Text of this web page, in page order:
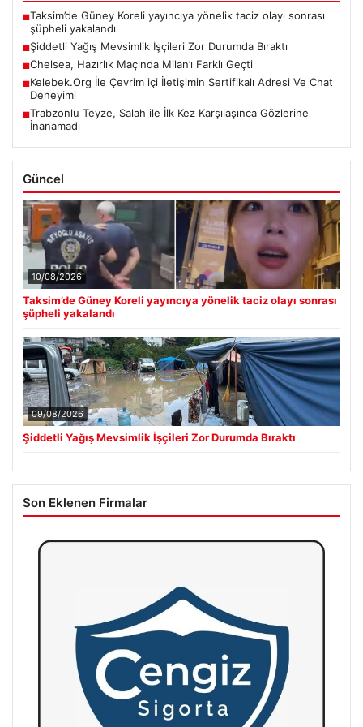
■Taksim’de Güney Koreli yayıncıya yönelik taciz olayı sonrası
şüpheli yakalandı
■Şiddetli Yağış Mevsimlik İşçileri Zor Durumda Bıraktı
■Chelsea, Hazırlık Maçında Milan’ı Farklı Geçti
■Kelebek.Org İle Çevrim içi İletişimin Sertifikalı Adresi Ve Chat
Deneyimi
■Trabzonlu Teyze, Salah ile İlk Kez Karşılaşınca Gözlerine
İnanamadı
Güncel
10/08/2026
Taksim’de Güney Koreli yayıncıya yönelik taciz olayı sonrası
şüpheli yakalandı
09/08/2026
Şiddetli Yağış Mevsimlik İşçileri Zor Durumda Bıraktı
Son Eklenen Firmalar